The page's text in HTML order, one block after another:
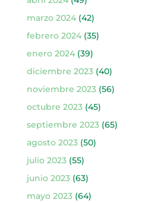
marzo 2024(42)
febrero 2024(35)
enero 2024(39)
diciembre 2023(40)
noviembre 2023(56)
octubre 2023(45)
septiembre 2023(65)
agosto 2023(50)
julio 2023(55)
junio 2023(63)
mayo 2023(64)